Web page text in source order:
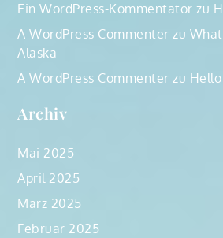
Ein WordPress-Kommentator zu
A WordPress Commenter zu
Alaska
A WordPress Commenter zu
Archiv
Mai 2025
April 2025
März 2025
Februar 2025